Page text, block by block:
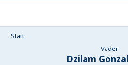
Start
Väder
Dzilam